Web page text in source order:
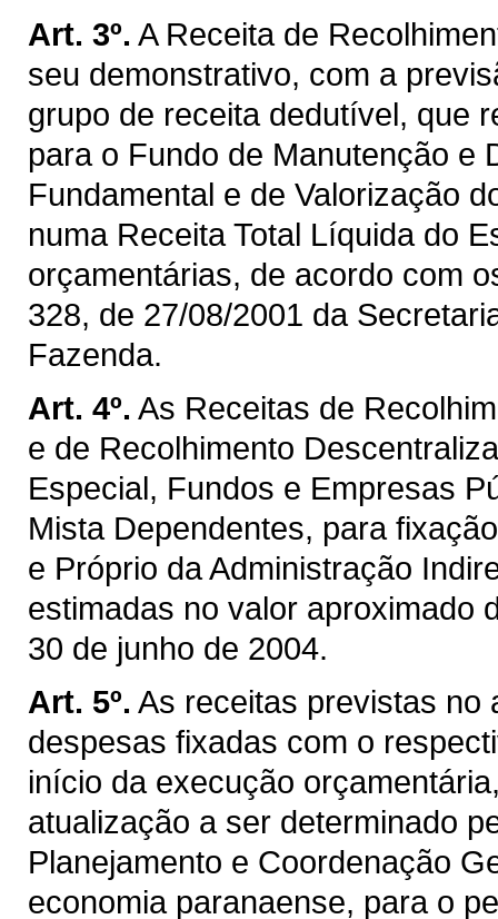
Art. 3º. A Receita de
seu demonstrativo, com a
grupo de receita dedutível, que
para o Fundo de Manutenção e
Fundamental e de Valorização
numa Receita Total Líquida do
orçamentárias, de acordo com
328, de 27/08/2001 da
Fazenda.
Art. 4º. As Receitas de
e de Recolhimento
Especial, Fundos e Empresas
Mista Dependentes, para
e Próprio da Administração
estimadas no valor aproximado
30 de junho de 2004.
Art. 5º. As receitas previstas no
despesas fixadas com o
início da execução
atualização a ser determinado
Planejamento e Coordenação
economia paranaense, para o